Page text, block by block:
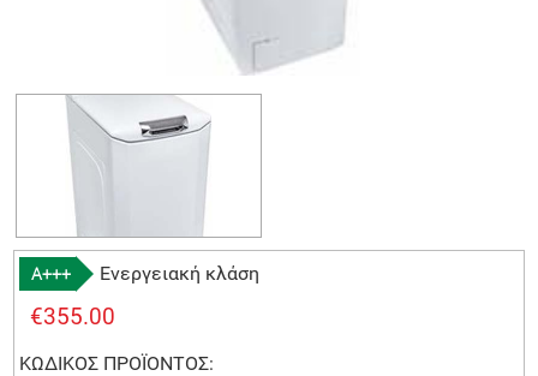
A+++ Ενεργειακή κλάση
€355.00
ΚΩΔΙΚΟΣ ΠΡΟΪΟΝΤΟΣ: